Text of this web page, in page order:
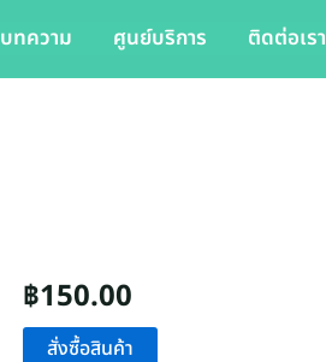
บทความ ศูนย์บริการ ติดต่อเรา
฿150.00
สั่งซื้อสินค้า